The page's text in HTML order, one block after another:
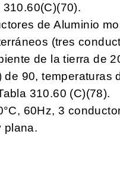
de Aluminio
(tres
de la tierra de
90, temperaturas
310.60 (C)(78).
60Hz, 3
plana.